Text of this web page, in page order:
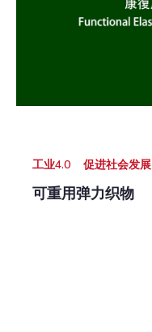
工业4.0 促进社会发展
可重用弹力织物